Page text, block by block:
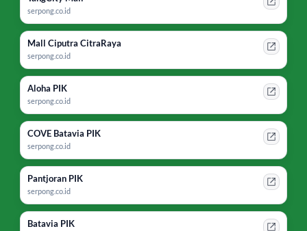
serpong.co.id
Mall Ciputra CitraRaya
serpong.co.id
Aloha PIK
serpong.co.id
COVE Batavia PIK
serpong.co.id
Pantjoran PIK
serpong.co.id
Batavia PIK